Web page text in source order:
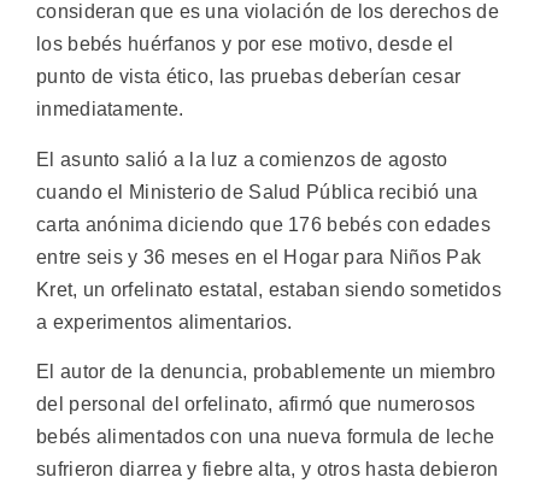
consideran que es una violación de los derechos de
los bebés huérfanos y por ese motivo, desde el
punto de vista ético, las pruebas deberían cesar
inmediatamente.
El asunto salió a la luz a comienzos de agosto
cuando el Ministerio de Salud Pública recibió una
carta anónima diciendo que 176 bebés con edades
entre seis y 36 meses en el Hogar para Niños Pak
Kret, un orfelinato estatal, estaban siendo sometidos
a experimentos alimentarios.
El autor de la denuncia, probablemente un miembro
del personal del orfelinato, afirmó que numerosos
bebés alimentados con una nueva formula de leche
sufrieron diarrea y fiebre alta, y otros hasta debieron